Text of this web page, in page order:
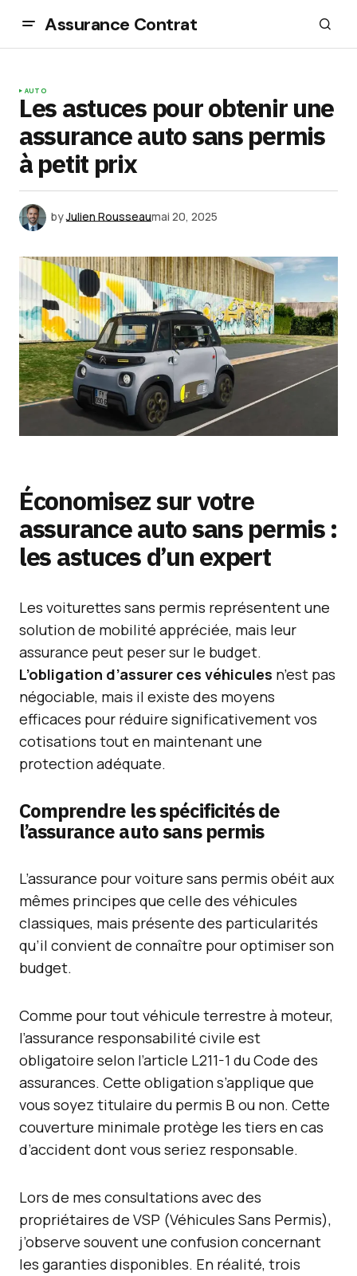
Assurance Contrat
AUTO
Les astuces pour obtenir une
assurance auto sans permis
à petit prix
byJulien Rousseaumai 20, 2025
Économisez sur votre
assurance auto sans permis :
les astuces d’un expert
Les voiturettes sans permis représentent une
solution de mobilité appréciée, mais leur
assurance peut peser sur le budget.
L’obligation d’assurer ces véhicules n’est pas
négociable, mais il existe des moyens
efficaces pour réduire significativement vos
cotisations tout en maintenant une
protection adéquate.
Comprendre les spécificités de
l’assurance auto sans permis
L’assurance pour voiture sans permis obéit aux
mêmes principes que celle des véhicules
classiques, mais présente des particularités
qu’il convient de connaître pour optimiser son
budget.
Comme pour tout véhicule terrestre à moteur,
l’assurance responsabilité civile est
obligatoire selon l’article L211-1 du Code des
assurances. Cette obligation s’applique que
vous soyez titulaire du permis B ou non. Cette
couverture minimale protège les tiers en cas
d’accident dont vous seriez responsable.
Lors de mes consultations avec des
propriétaires de VSP (Véhicules Sans Permis),
j’observe souvent une confusion concernant
les garanties disponibles. En réalité, trois